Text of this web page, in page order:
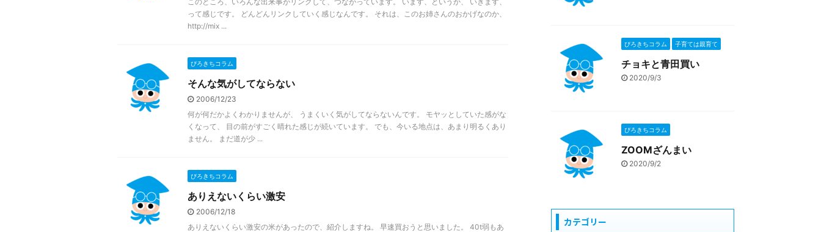
って感じです。 どんどんリンクしていく感じなんです。 それは、このお姉さんのおかげなのか、
http://mix ...
ぴろきちコラム
そんな気がしてならない
2006/12/23
何が何だかよくわかりませんが、 うまくいく気がしてならないんです。 モヤッとしていた感がな
くなって、 目の前がすごく晴れた感じが続いています。 でも、今いる地点は、あまり明るくあり
ません。 まだ道が少 ...
ぴろきちコラム
ありえないくらい激安
2006/12/18
ありえないくらい激安の米があったので、紹介しますね。 早速買おうと思いました。 40t弱もあ
ぴろきちコラム 子育ては親育て
チョキと青田買い
2020/9/3
ぴろきちコラム
ZOOMざんまい
2020/9/2
カテゴリー